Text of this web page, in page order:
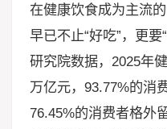
在健康饮食成为主流
早已不止“好吃”，更
研究院数据，2025年
万亿元，93.77%的消
76.45%的消费者格外